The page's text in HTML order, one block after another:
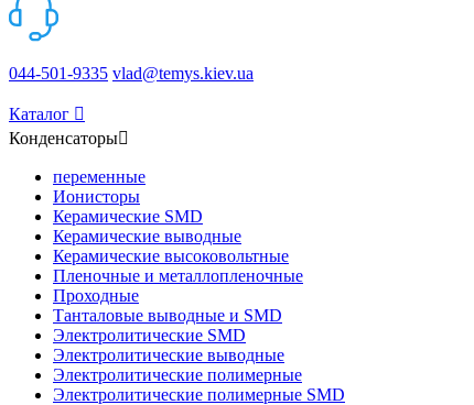
044-501-9335 vlad@temys.kiev.ua
Каталог 
Конденсаторы
переменные
Ионисторы
Керамические SMD
Керамические выводные
Керамические высоковольтные
Пленочные и металлопленочные
Проходные
Танталовые выводные и SMD
Электролитические SMD
Электролитические выводные
Электролитические полимерные
Электролитические полимерные SMD